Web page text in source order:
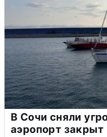
В Сочи сняли
аэропорт закрыт